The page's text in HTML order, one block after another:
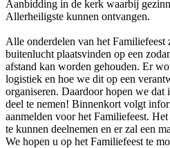
Aanbidding in de kerk waarbij
Allerheiligste kunnen ontvangen.
Alle onderdelen van het
buitenlucht plaatsvinden op een
afstand kan worden gehouden. Er
logistiek en hoe we dit op een
organiseren. Daardoor hopen we
deel te nemen! Binnenkort volgt
aanmelden voor het Familiefeest.
te kunnen deelnemen en er zal een
We hopen u op het Familiefeest te